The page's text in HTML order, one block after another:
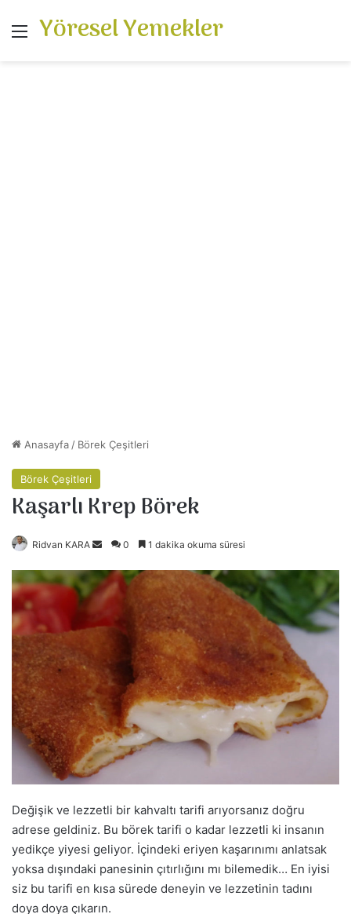
Menü
Yöresel Yemekler
Anasayfa / Börek Çeşitleri
Börek Çeşitleri
Kaşarlı Krep Börek
Ridvan KARA
r
e
a
g
ö
n
e
r
m
e
k
0 1 dakika okuma süresi
Değişik ve lezzetli bir kahvaltı tarifi arıyorsanız doğru
adrese geldiniz. Bu börek tarifi o kadar lezzetli ki insanın
yedikçe yiyesi geliyor. İçindeki eriyen kaşarınımı anlatsak
yoksa dışındaki panesinin çıtırlığını mı bilemedik… En iyisi
siz bu tarifi en kısa sürede deneyin ve lezzetinin tadını
doya doya çıkarın.